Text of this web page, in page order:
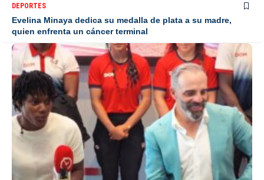
DEPORTES
Evelina Minaya dedica su medalla de plata a su madre,
quien enfrenta un cáncer terminal